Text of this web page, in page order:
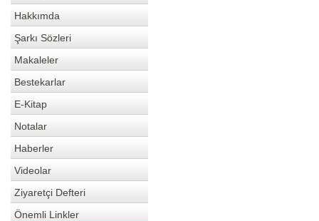
Hakkımda
Şarkı Sözleri
Makaleler
Bestekarlar
E-Kitap
Notalar
Haberler
Videolar
Ziyaretçi Defteri
Önemli Linkler